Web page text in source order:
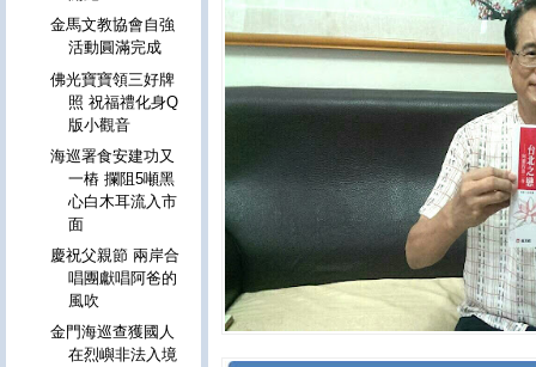
金馬文教協會自強
活動圓滿完成
佛光寶寶領三好牌
照 祝福禮化身Q
版小觀音
海巡署食安建功又
一樁 攔阻5噸黑
心白木耳流入市
面
慶祝父親節 兩岸合
唱團獻唱阿爸的
風吹
金門海巡查獲國人
在烈嶼非法入境